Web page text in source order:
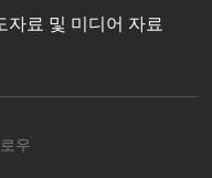
자료 및 미디어 자료
우